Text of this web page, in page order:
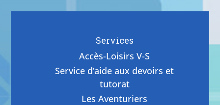
Services
Accès-Loisirs V-S
Service d’aide aux devoirs et
tutorat
Les Aventuriers